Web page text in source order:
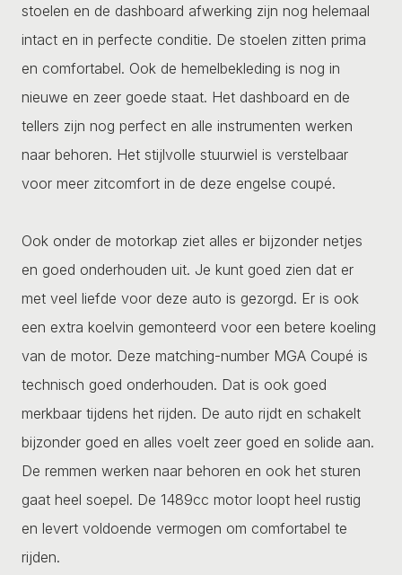
stoelen en de dashboard afwerking zijn nog helemaal
intact en in perfecte conditie. De stoelen zitten prima
en comfortabel. Ook de hemelbekleding is nog in
nieuwe en zeer goede staat. Het dashboard en de
tellers zijn nog perfect en alle instrumenten werken
naar behoren. Het stijlvolle stuurwiel is verstelbaar
voor meer zitcomfort in de deze engelse coupé.
Ook onder de motorkap ziet alles er bijzonder netjes
en goed onderhouden uit. Je kunt goed zien dat er
met veel liefde voor deze auto is gezorgd. Er is ook
een extra koelvin gemonteerd voor een betere koeling
van de motor. Deze matching-number MGA Coupé is
technisch goed onderhouden. Dat is ook goed
merkbaar tijdens het rijden. De auto rijdt en schakelt
bijzonder goed en alles voelt zeer goed en solide aan.
De remmen werken naar behoren en ook het sturen
gaat heel soepel. De 1489cc motor loopt heel rustig
en levert voldoende vermogen om comfortabel te
rijden.